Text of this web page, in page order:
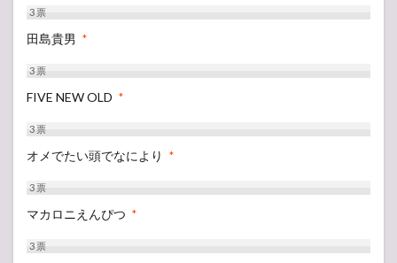
3票
田島貴男 *
3票
FIVE NEW OLD *
3票
オメでたい頭でなにより *
3票
マカロニえんぴつ *
3票